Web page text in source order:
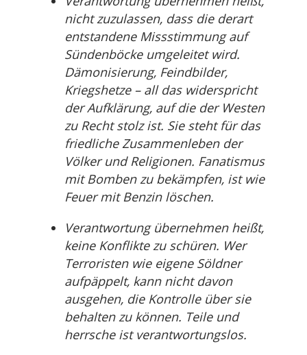
nicht zuzulassen, dass die derart
entstandene Missstimmung auf
Sündenböcke umgeleitet wird.
Dämonisierung, Feindbilder,
Kriegshetze – all das widerspricht
der Aufklärung, auf die der Westen
zu Recht stolz ist. Sie steht für das
friedliche Zusammenleben der
Völker und Religionen. Fanatismus
mit Bomben zu bekämpfen, ist wie
Feuer mit Benzin löschen.
Verantwortung übernehmen heißt,
keine Konflikte zu schüren. Wer
Terroristen wie eigene Söldner
aufpäppelt, kann nicht davon
ausgehen, die Kontrolle über sie
behalten zu können. Teile und
herrsche ist verantwortungslos.